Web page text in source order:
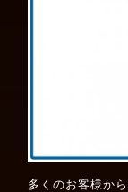
多くのお客様か